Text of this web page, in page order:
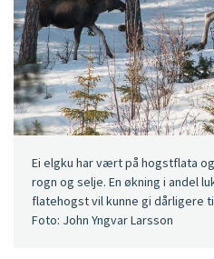
Ei elgku har vært på hogstflata
rogn og selje. En økning i andel
flatehogst vil kunne gi dårligere
Foto: John Yngvar Larsson